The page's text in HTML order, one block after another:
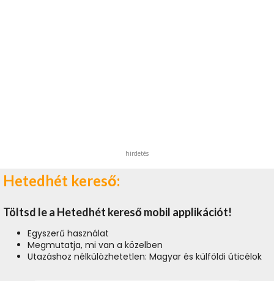
hirdetés
Hetedhét kereső:
Töltsd le a Hetedhét kereső mobil applikációt!
Egyszerű használat
Megmutatja, mi van a közelben
Utazáshoz nélkülözhetetlen: Magyar és külföldi úticélok